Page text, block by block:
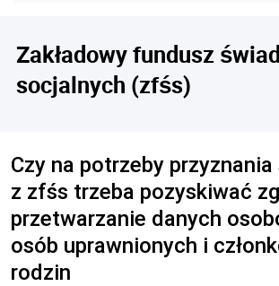
Zakładowy fundusz
socjalnych (zfśs)
Czy na potrzeby
z zfśs trzeba pozyskiwać
przetwarzanie danych
osób uprawnionych i
rodzin